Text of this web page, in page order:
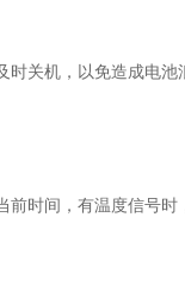
时关机，以免造成电
前时间，有温度信号